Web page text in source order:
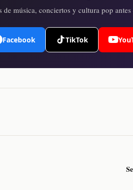
de música, conciertos y cultura pop
Facebook TikTok